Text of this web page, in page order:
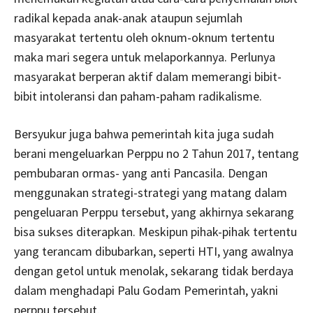
radikal kepada anak-anak ataupun sejumlah
masyarakat tertentu oleh oknum-oknum tertentu
maka mari segera untuk melaporkannya. Perlunya
masyarakat berperan aktif dalam memerangi bibit-
bibit intoleransi dan paham-paham radikalisme.
Bersyukur juga bahwa pemerintah kita juga sudah
berani mengeluarkan Perppu no 2 Tahun 2017, tentang
pembubaran ormas- yang anti Pancasila. Dengan
menggunakan strategi-strategi yang matang dalam
pengeluaran Perppu tersebut, yang akhirnya sekarang
bisa sukses diterapkan. Meskipun pihak-pihak tertentu
yang terancam dibubarkan, seperti HTI, yang awalnya
dengan getol untuk menolak, sekarang tidak berdaya
dalam menghadapi Palu Godam Pemerintah, yakni